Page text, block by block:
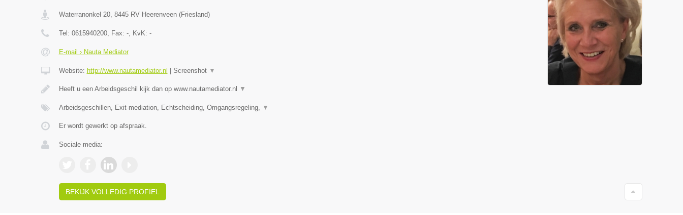
Waterranonkel 20, 8445 RV Heerenveen(Friesland)
Tel: 0615940200, Fax: -, KvK: -
E-mail › Nauta Mediator
Website: http://www.nautamediator.nl Screenshot ▼
Heeft u een Arbeidsgeschil kijk dan op www.nautamediator.nl ▼
Arbeidsgeschillen, Exit-mediation, Echtscheiding, Omgangsregeling, ▼
Er wordt gewerkt op afspraak.
Sociale media:
BEKIJK VOLLEDIG PROFIEL